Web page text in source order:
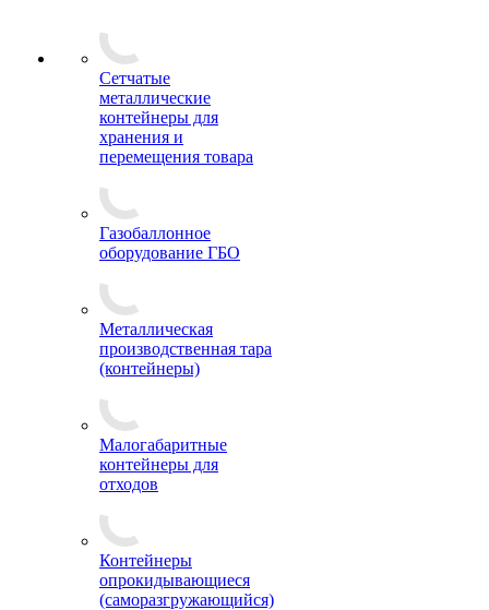
Сетчатые
металлические
контейнеры для
хранения и
перемещения товара
Газобаллонное
оборудование ГБО
Металлическая
производственная тара
(контейнеры)
Малогабаритные
контейнеры для
отходов
Контейнеры
опрокидывающиеся
(саморазгружающийся)